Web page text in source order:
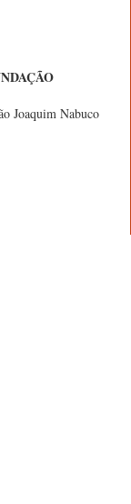
Joaquim Nabuco